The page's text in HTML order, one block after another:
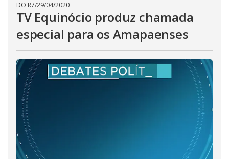
DO R7/29/04/2020
TV Equinócio produz chamada
especial para os Amapaenses